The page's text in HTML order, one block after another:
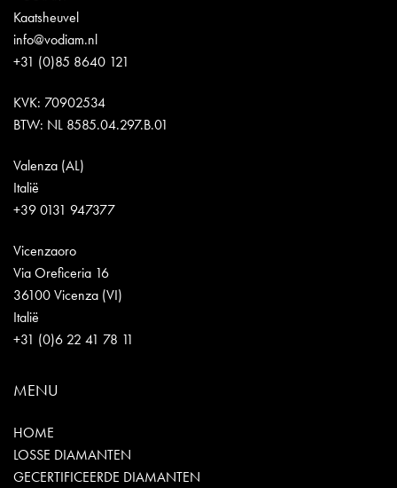
Kaatsheuvel
info@vodiam.nl
+31 (0)85 8640 121
KVK: 70902534
BTW: NL 8585.04.297.B.01
Valenza (AL)
Italië
+39 0131 947377
Vicenzaoro
Via Oreficeria 16
36100 Vicenza (VI)
Italië
+31 (0)6 22 41 78 11
MENU
HOME
LOSSE DIAMANTEN
GECERTIFICEERDE DIAMANTEN